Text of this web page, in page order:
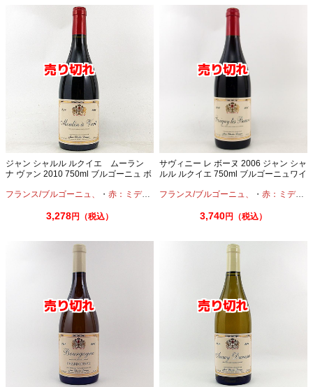
ジャン シャルル ルクイエ ムーラン
ナ ヴァン 2010 750ml ブルゴーニュ ボ
フランス/ブルゴーニュ、
・ 赤：ミディアムボディ ・ガメイ
3,278円（税込）
サヴィニー レ ボーヌ 2006 ジャン シャ
ルル ルクイエ 750ml ブルゴーニュワイ
フランス/ブルゴーニュ、
・赤：ミディアムボディ
3,740円（税込）